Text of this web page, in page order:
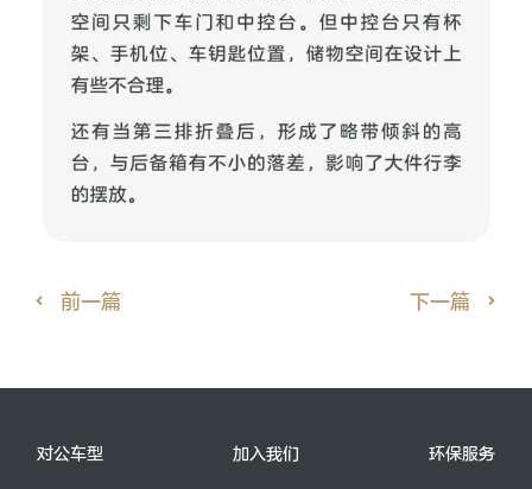
前一篇 下一篇
对公车型 加入我们 环保服务